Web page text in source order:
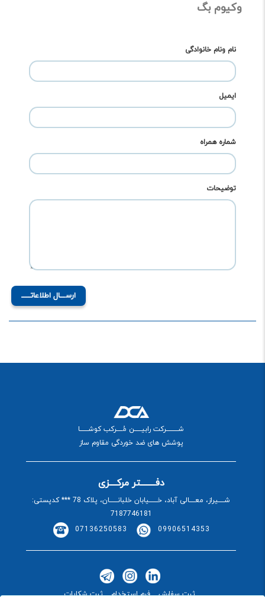
وکیوم بگ
نام ونام خانوادگی
ایمیل
شماره همراه
توضیحات
ارســـال اطلاعاتـــــ
شــــــــــرکت رابیــــــن مُـــــرکب کوشـــــــا
پوشش های ضد خوردگی مقاوم ساز
دفــــــــتر مرکــــزی
شـــــیراز، معـــــالی آباد، خـــــــیابان خلبانـــــــان، پلاک 78 *** کدپستی:
7187746181
07136250583
09906514353
ثبت شکایات فرم استخدام ثبت سفارش